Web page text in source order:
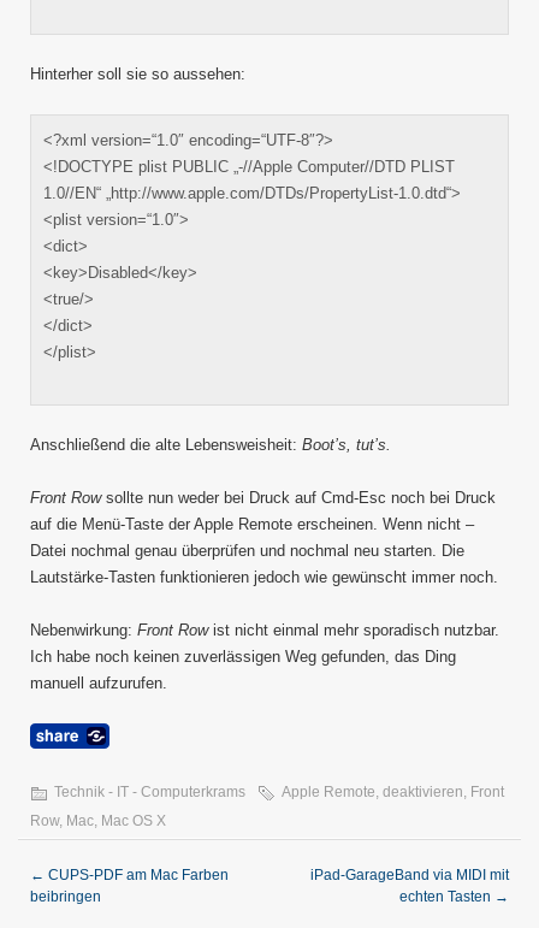
Hinterher soll sie so aussehen:
<?xml version=“1.0″ encoding=“UTF-8″?>
<!DOCTYPE plist PUBLIC „-//Apple Computer//DTD PLIST
1.0//EN“ „http://www.apple.com/DTDs/PropertyList-1.0.dtd“>
<plist version=“1.0″>
<dict>
<key>Disabled</key>
<true/>
</dict>
</plist>
Anschließend die alte Lebensweisheit: Boot’s, tut’s.
Front Rowsollte nun weder bei Druck auf Cmd-Esc noch bei Druck
auf die Menü-Taste der Apple Remote erscheinen. Wenn nicht –
Datei nochmal genau überprüfen und nochmal neu starten. Die
Lautstärke-Tasten funktionieren jedoch wie gewünscht immer noch.
Nebenwirkung: Front Rowist nicht einmal mehr sporadisch nutzbar.
Ich habe noch keinen zuverlässigen Weg gefunden, das Ding
manuell aufzurufen.
Technik - IT - Computerkrams Apple Remote, deaktivieren, Front
Row, Mac, Mac OS X
← CUPS-PDF am Mac Farben
beibringen
iPad-GarageBand via MIDI mit
echten Tasten →